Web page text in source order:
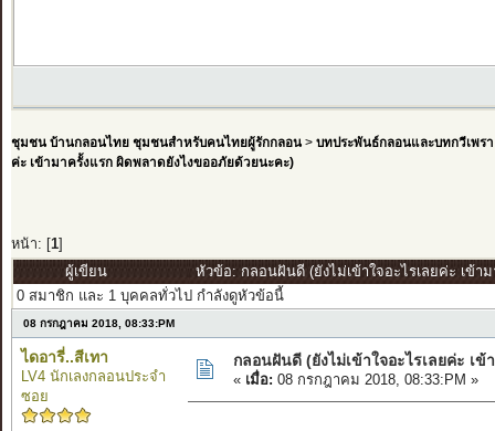
ชุมชน บ้านกลอนไทย ชุมชนสำหรับคนไทยผู้รักกลอน> บทประพันธ์กลอนและบทกวีเพรา
ค่ะ เข้ามาครั้งแรก ผิดพลาดยังไงขออภัยด้วยนะคะ)
หน้า: [ 1]
ผู้เขียน
หัวข้อ: กลอนฝันดี (ยังไม่เข้าใจอะไรเลยค่ะ เข้
0 สมาชิก และ 1 บุคคลทั่วไป กำลังดูหัวข้อนี้
08 กรกฎาคม 2018, 08:33:PM
ไดอารี่..สีเทา
LV4 นักเลงกลอนประจำ
ซอย
กลอนฝันดี (ยังไม่เข้าใจอะไรเลยค่ะ เ
« เมื่อ: 08 กรกฎาคม 2018, 08:33:PM »